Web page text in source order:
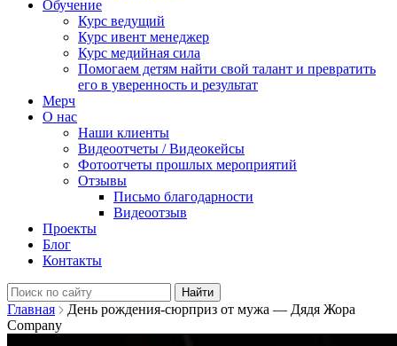
Обучение
Курс ведущий
Курс ивент менеджер
Курс медийная сила
Помогаем детям найти свой талант и превратить
его в уверенность и результат
Мерч
О нас
Наши клиенты
Видеоотчеты / Видеокейсы
Фотоотчеты прошлых мероприятий
Отзывы
Письмо благодарности
Видеоотзыв
Проекты
Блог
Контакты
Найти:
Главная
День рождения-сюрприз от мужа — Дядя Жора
Company